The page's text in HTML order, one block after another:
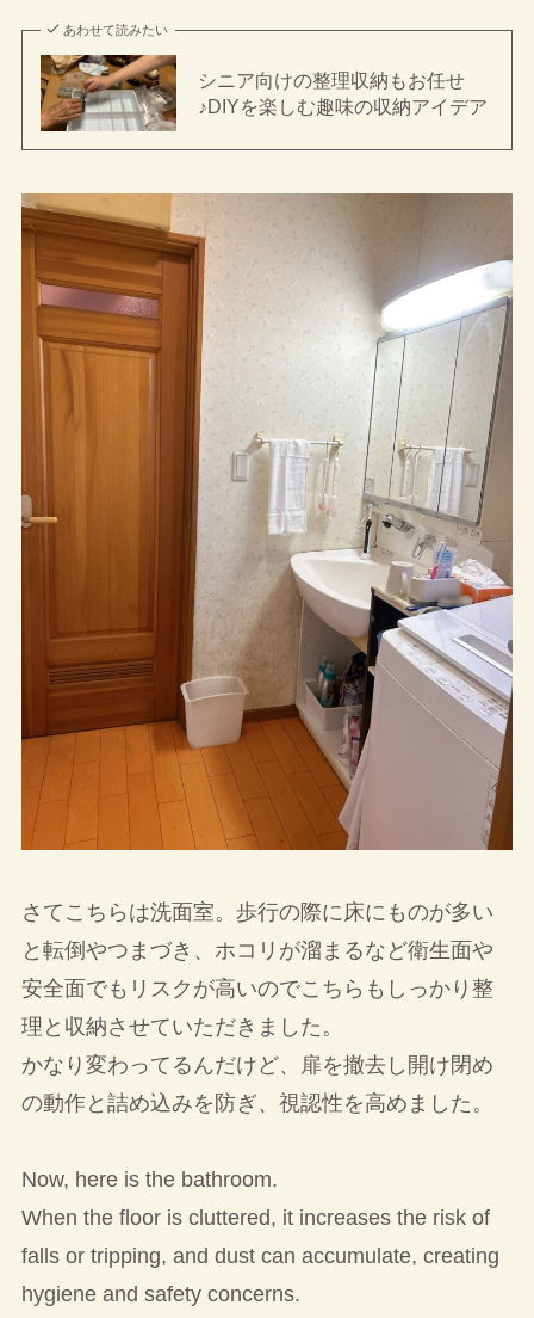
あわせて読みたい
シニア向けの整理収納もお任せ
♪DIYを楽しむ趣味の収納アイデア
さてこちらは洗面室。歩行の際に床にものが多い
と転倒やつまづき、ホコリが溜まるなど衛生面や
安全面でもリスクが高いのでこちらもしっかり整
理と収納させていただきました。
かなり変わってるんだけど、扉を撤去し開け閉め
の動作と詰め込みを防ぎ、視認性を高めました。
Now, here is the bathroom.
When the floor is cluttered, it increases the risk of
falls or tripping, and dust can accumulate, creating
hygiene and safety concerns.